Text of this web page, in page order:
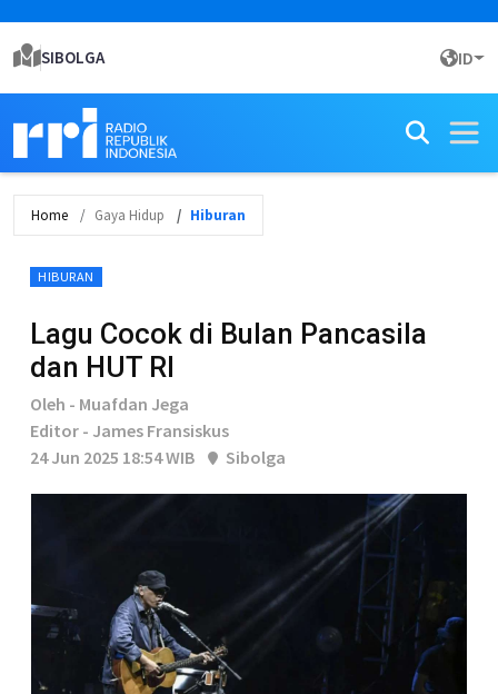
SIBOLGA ID
Home Gaya Hidup Hiburan
HIBURAN
Lagu Cocok di Bulan Pancasila
dan HUT RI
Oleh - Muafdan Jega
Editor - James Fransiskus
24 Jun 2025 18:54 WIB
Sibolga